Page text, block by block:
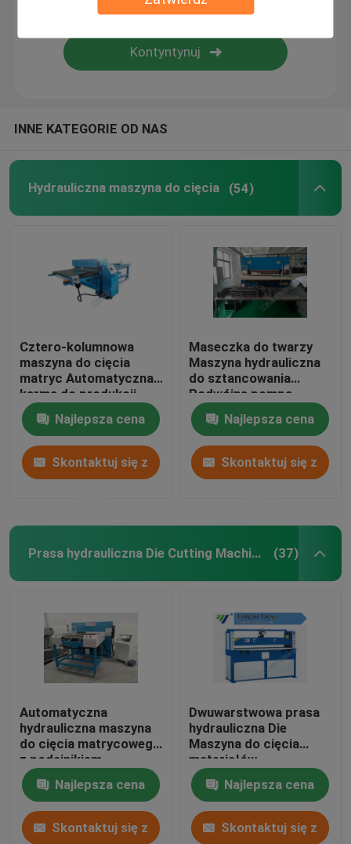
Maszyna do laminowania płomieni
Maszyna do produkcji rękawiczek
INNE KATEGORIE OD NAS
Hydrauliczna maszyna do cięcia (54)
Cztero-kolumnowa
maszyna do cięcia
matryc Automatyczna
karma do produkcji
butów sportowych
Najlepsza cena
Skontaktuj się z
Maseczka do twarzy
Maszyna hydrauliczna
do sztancowania
Podwójna pompa
olejowa Sterowanie
komputeraNajlepsza cena
Skontaktuj się z
Prasa hydrauliczna Die Cutting Machine (37)
Automatyczna
hydrauliczna maszyna
do cięcia matrycowego
z podajnikiem
jednostronnym do
pianki EVA / pianki
Najlepsza cena
Skontaktuj się z
Dwuwarstwowa prasa
hydrauliczna Die
Maszyna do cięcia
materiałów
szerokostopowych /
wielowarstwowych
Najlepsza cena
Skontaktuj się z